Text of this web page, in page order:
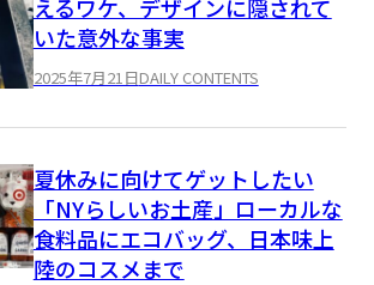
えるワケ、デザインに隠されて
いた意外な事実
2025年7月21日DAILY CONTENTS
夏休みに向けてゲットしたい
「NYらしいお土産」ローカルな
食料品にエコバッグ、日本味上
陸のコスメまで